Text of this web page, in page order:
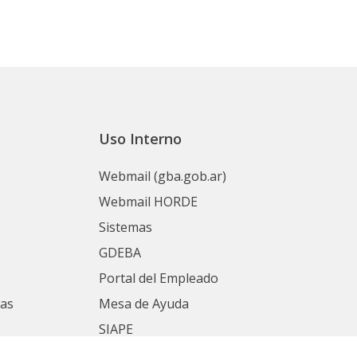
Uso Interno
Webmail (gba.gob.ar)
Webmail HORDE
Sistemas
GDEBA
Portal del Empleado
Mesa de Ayuda
SIAPE